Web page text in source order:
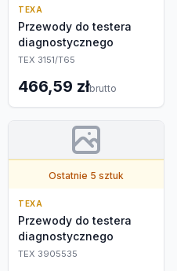
TEXA
Przewody do testera
diagnostycznego
TEX 3151/T65
466,59 złbrutto
Ostatnie 5 sztuk
TEXA
Przewody do testera
diagnostycznego
TEX 3905535